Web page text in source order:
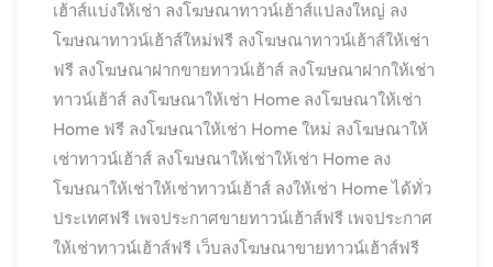
เฮ้าส์แบ่งให้เช่า ลงโฆษณาทาวน์เฮ้าส์แปลงใหญ่ ลง
โฆษณาทาวน์เฮ้าส์ใหม่ฟรี ลงโฆษณาทาวน์เฮ้าส์ให้เช่า
ฟรี ลงโฆษณาฝากขายทาวน์เฮ้าส์ ลงโฆษณาฝากให้เช่า
ทาวน์เฮ้าส์ ลงโฆษณาให้เช่า Home ลงโฆษณาให้เช่า
Home ฟรี ลงโฆษณาให้เช่า Home ใหม่ ลงโฆษณาให้
เช่าทาวน์เฮ้าส์ ลงโฆษณาให้เช่าให้เช่า Home ลง
โฆษณาให้เช่าให้เช่าทาวน์เฮ้าส์ ลงให้เช่า Home ได้ทั่ว
ประเทศฟรี เพจประกาศขายทาวน์เฮ้าส์ฟรี เพจประกาศ
ให้เช่าทาวน์เฮ้าส์ฟรี เว็บลงโฆษณาขายทาวน์เฮ้าส์ฟรี